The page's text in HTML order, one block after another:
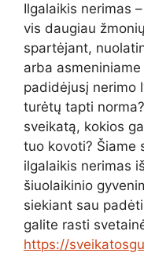
Ilgalaikis nerimas
vis daugiau
spartėjant,
arba
padidėjusį nerimo
turėtų tapti
sveikatą, kokios
tuo kovoti? Šiame
ilgalaikis nerimas
šiuolaikinio
siekiant sau
galite rasti
https://